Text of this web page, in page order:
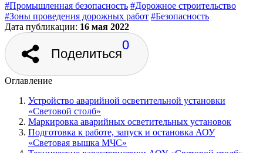
#Промышленная безопасность #Дорожное строительство
#Зоны проведения дорожных работ #Безопасность
Дата публикации: 16 мая 2022
Поделиться
0
Оглавление
Устройство аварийной осветительной установки
«Световой столб»
Маркировка аварийных осветительных установок
Подготовка к работе, запуск и остановка АОУ
«Световая вышка МЧС»